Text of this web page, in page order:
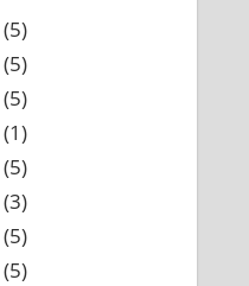
(5)
(5)
(5)
(1)
(5)
(3)
(5)
(5)